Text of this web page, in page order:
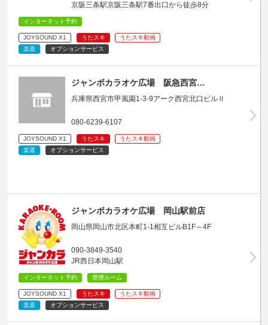
京阪三条駅京阪三条駅7番出口から徒歩8分
インターネット予約
JOYSOUND X1 うたスキ
うたスキ動画
楽器
オプションサービス
ジャンボカラオケ広場 阪急西宮…
兵庫県西宮市甲風園1-3-9アーク西宮北口ビルⅡ
080-6239-6107
JOYSOUND X1 うたスキ
うたスキ動画
楽器
オプションサービス
ジャンボカラオケ広場 岡山駅前店
岡山県岡山市北区本町1-1相互ビルB1F～4F
090-3849-3540
JR西日本岡山駅
インターネット予約 禁煙ルーム
JOYSOUND X1 うたスキ
うたスキ動画
楽器
オプションサービス